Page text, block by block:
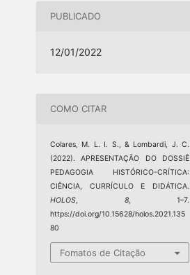
PUBLICADO
12/01/2022
COMO CITAR
Colares, M. L. I. S., & Lombardi, J. C.
(2022). APRESENTAÇÃO DO DOSSIÊ
PEDAGOGIA HISTÓRICO-CRÍTICA:
CIÊNCIA, CURRÍCULO E DIDÁTICA.
HOLOS
8, 1–7.
https://doi.org/10.15628/holos.2021.135
80
Fomatos de Citação